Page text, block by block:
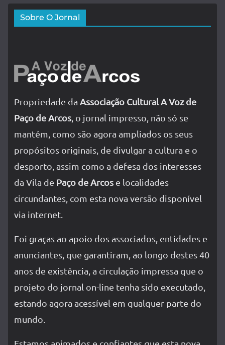
Sobre O Jornal
Propriedade da Associação Cultural A Voz de
Paço de Arcos , o jornal impresso, não só se
mantém, como são agora ampliados os seus
propósitos originais, de divulgar a cultura e o
desporto, assim como a defesa dos interesses
da Vila de Paço de Arcos e localidades
circundantes, com esta nova versão disponível
via internet.
Foi graças ao apoio dos associados, entidades e
anunciantes, que garantiram, ao longo destes 40
anos de existência, a circulação impressa que o
projeto do jornal on-line tenha sido executado,
estando agora acessível em qualquer parte do
mundo.